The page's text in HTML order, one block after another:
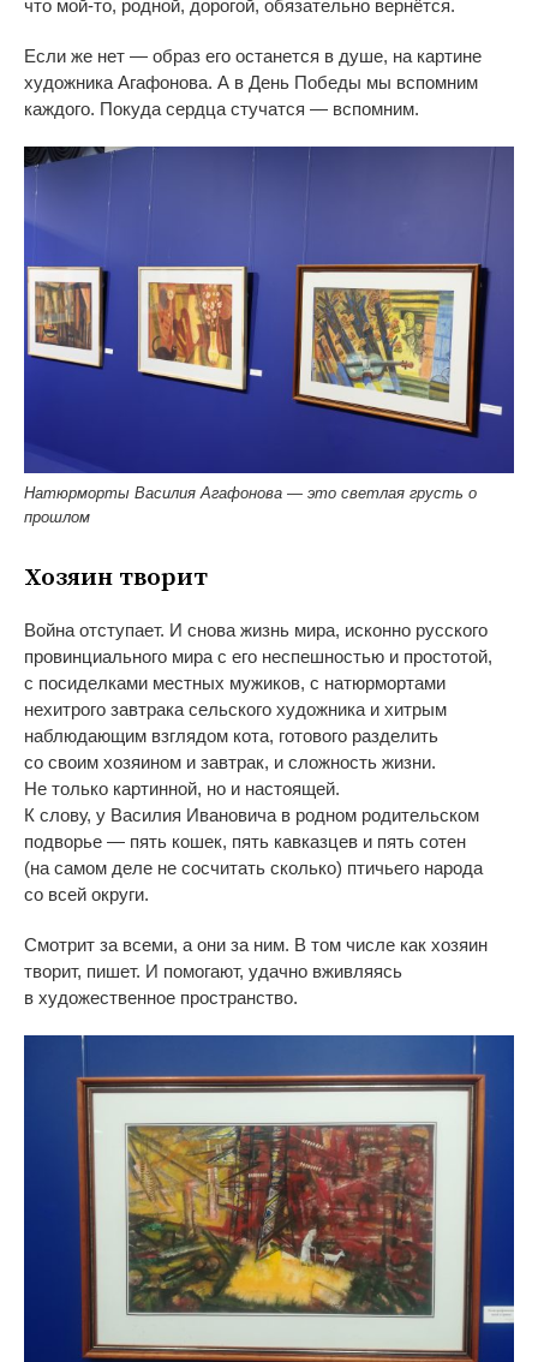
что мой-то, родной, дорогой, обязательно вернётся.
Если же нет — образ его останется в душе, на картине
художника Агафонова. А в День Победы мы вспомним
каждого. Покуда сердца стучатся — вспомним.
Натюрморты Василия Агафонова — это светлая грусть о
прошлом
Хозяин творит
Война отступает. И снова жизнь мира, исконно русского
провинциального мира с его неспешностью и простотой,
с посиделками местных мужиков, с натюрмортами
нехитрого завтрака сельского художника и хитрым
наблюдающим взглядом кота, готового разделить
со своим хозяином и завтрак, и сложность жизни.
Не только картинной, но и настоящей.
К слову, у Василия Ивановича в родном родительском
подворье — пять кошек, пять кавказцев и пять сотен
(на самом деле не сосчитать сколько) птичьего народа
со всей округи.
Смотрит за всеми, а они за ним. В том числе как хозяин
творит, пишет. И помогают, удачно вживляясь
в художественное пространство.